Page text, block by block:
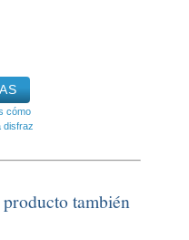
cómo
disfraz
también